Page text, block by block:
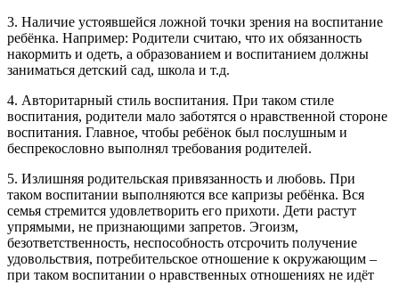
3. Наличие устоявшейся ложной точки зрения на воспитание
ребёнка. Например: Родители считаю, что их обязанность
накормить и одеть, а образованием и воспитанием должны
заниматься детский сад, школа и т.д.
4. Авторитарный стиль воспитания. При таком стиле
воспитания, родители мало заботятся о нравственной стороне
воспитания. Главное, чтобы ребёнок был послушным и
беспрекословно выполнял требования родителей.
5. Излишняя родительская привязанность и любовь. При
таком воспитании выполняются все капризы ребёнка. Вся
семья стремится удовлетворить его прихоти. Дети растут
упрямыми, не признающими запретов. Эгоизм,
безответственность, неспособность отсрочить получение
удовольствия, потребительское отношение к окружающим –
при таком воспитании о нравственных отношениях не идёт